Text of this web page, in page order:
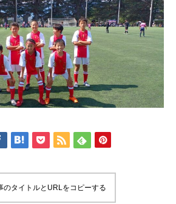
のタイトルとURLをコピーする